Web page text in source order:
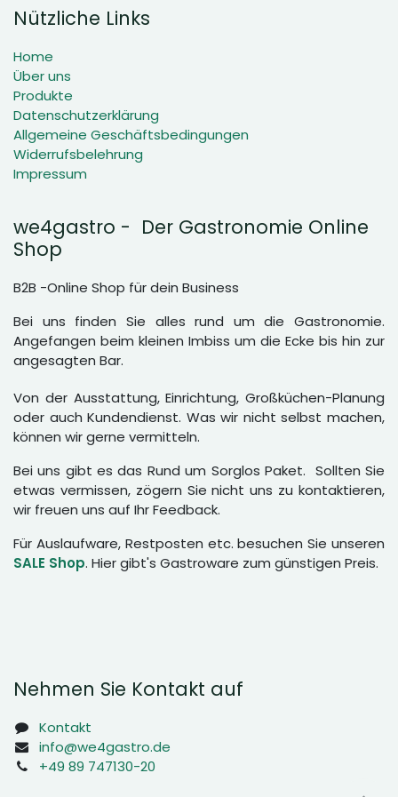
Nützliche Links
Home
Über uns
Produkte
Datenschutzerklärung
Allgemeine Geschäftsbedingungen
Widerrufsbelehrung
Impressum
we4gastro - Der Gastronomie Online
Shop
B2B -Online Shop für dein Business
Bei uns finden Sie alles rund um die Gastronomie.
Angefangen beim kleinen Imbiss um die Ecke bis hin zur
angesagten Bar.
Von der Ausstattung, Einrichtung, Großküchen-Planung
oder auch Kundendienst. Was wir nicht selbst machen,
können wir gerne vermitteln.
Bei uns gibt es das Rund um Sorglos Paket. Sollten Sie
etwas vermissen, zögern Sie nicht uns zu kontaktieren,
wir freuen uns auf Ihr Feedback.
Für Auslaufware, Restposten etc. besuchen Sie unseren
SALE Shop. Hier gibt's Gastroware zum günstigen Preis.
Nehmen Sie Kontakt auf
Kontakt
info@we4gastro.de
+49 89 747130-20